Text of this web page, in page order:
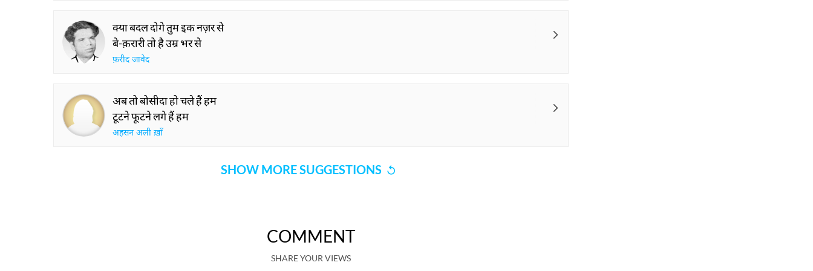
क्या बदल दोगे तुम इक नज़र से
बे-क़रारी तो है उम्र भर से
फ़रीद जावेद
अब तो बोसीदा हो चले हैं हम
टूटने फूटने लगे हैं हम
अहसन अली ख़ाँ
SHOW MORE SUGGESTIONS
COMMENT
SHARE YOUR VIEWS